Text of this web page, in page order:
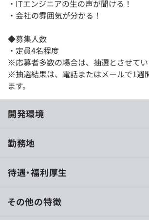
・ITエンジニアの生の声が聞ける！
・会社の雰囲気が分かる！
◆募集人数
・定員4名程度
※応募者多数の場合は、抽選とさせてい
※抽選結果は、電話またはメールで1週
ます。
開発環境
がら成長できます！
「あらゆる情報化ニーズに、確かな技
という企業理念に基づき、人材育成に力
勤務地
待遇・福利厚生
その他の特徴